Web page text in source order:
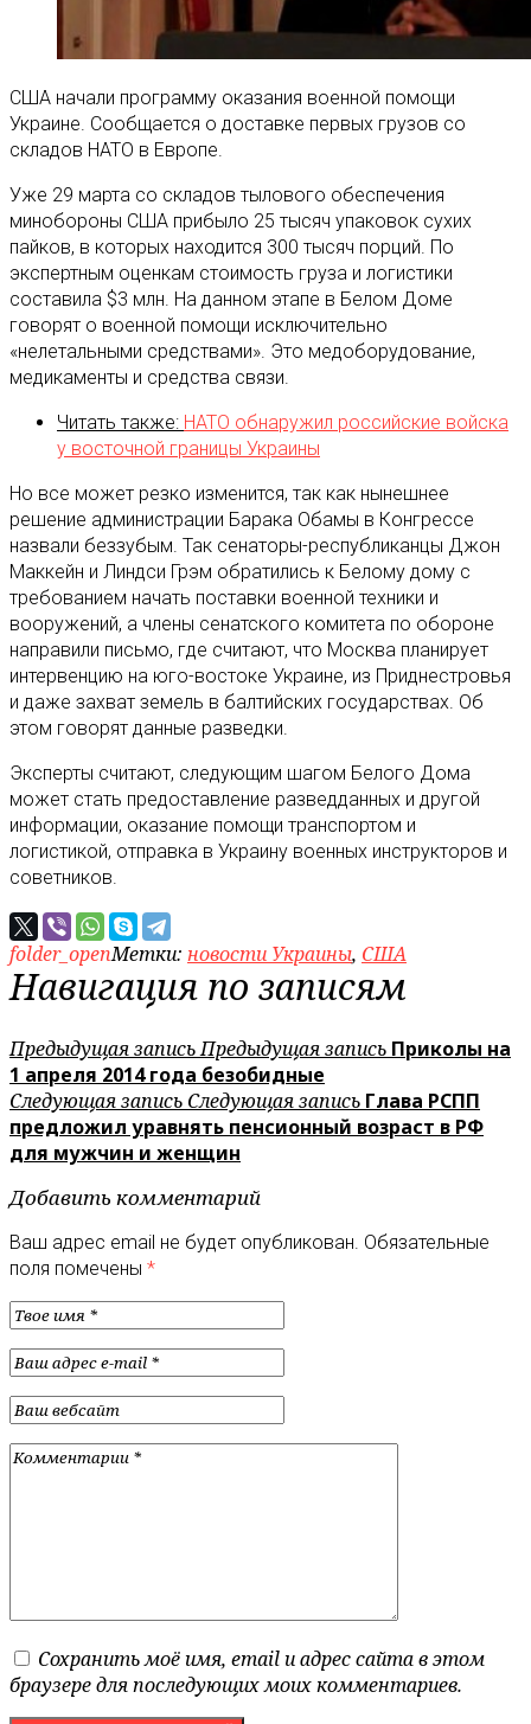
США начали программу оказания военной помощи
Украине. Сообщается о доставке первых грузов со
складов НАТО в Европе.
Уже 29 марта со складов тылового обеспечения
минобороны США прибыло 25 тысяч упаковок сухих
пайков, в которых находится 300 тысяч порций. По
экспертным оценкам стоимость груза и логистики
составила $3 млн. На данном этапе в Белом Доме
говорят о военной помощи исключительно
«нелетальными средствами». Это медоборудование,
медикаменты и средства связи.
Читать также: НАТО обнаружил российские войска
у восточной границы Украины
Но все может резко изменится, так как нынешнее
решение администрации Барака Обамы в Конгрессе
назвали беззубым. Так сенаторы-республиканцы Джон
Маккейн и Линдси Грэм обратились к Белому дому с
требованием начать поставки военной техники и
вооружений, а члены сенатского комитета по обороне
направили письмо, где считают, что Москва планирует
интервенцию на юго-востоке Украине, из Приднестровья
и даже захват земель в балтийских государствах. Об
этом говорят данные разведки.
Эксперты считают, следующим шагом Белого Дома
может стать предоставление разведданных и другой
информации, оказание помощи транспортом и
логистикой, отправка в Украину военных инструкторов и
советников.
folder_openМетки: новости Украины, США
Навигация по записям
Предыдущая записьПредыдущая запись Приколы на
1 апреля 2014 года безобидные
Следующая запись Следующая запись Глава РСПП
предложил уравнять пенсионный возраст в РФ
для мужчин и женщин
Добавить комментарий
Ваш адрес email не будет опубликован. Обязательные
поля помечены *
Сохранить моё имя, email и адрес сайта в этом
браузере для последующих моих комментариев.